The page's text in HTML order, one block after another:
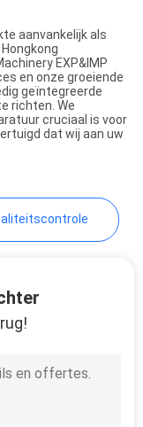
aanvankelijk als
EXP&IMP
en onze groeiende
geïntegreerde
richten. We
cruciaal is voor
dat wij aan uw